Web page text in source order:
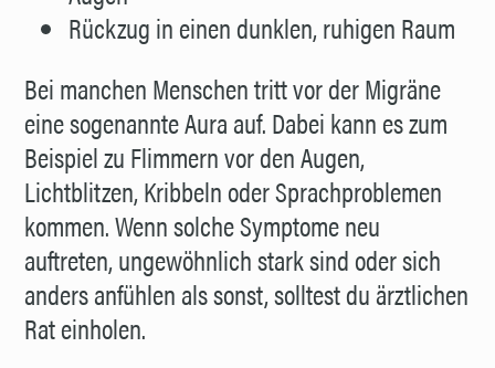
Rückzug in einen dunklen, ruhigen Raum
Bei manchen Menschen tritt vor der Migräne
eine sogenannte Aura auf. Dabei kann es zum
Beispiel zu Flimmern vor den Augen,
Lichtblitzen, Kribbeln oder Sprachproblemen
kommen. Wenn solche Symptome neu
auftreten, ungewöhnlich stark sind oder sich
anders anfühlen als sonst, solltest du ärztlichen
Rat einholen.